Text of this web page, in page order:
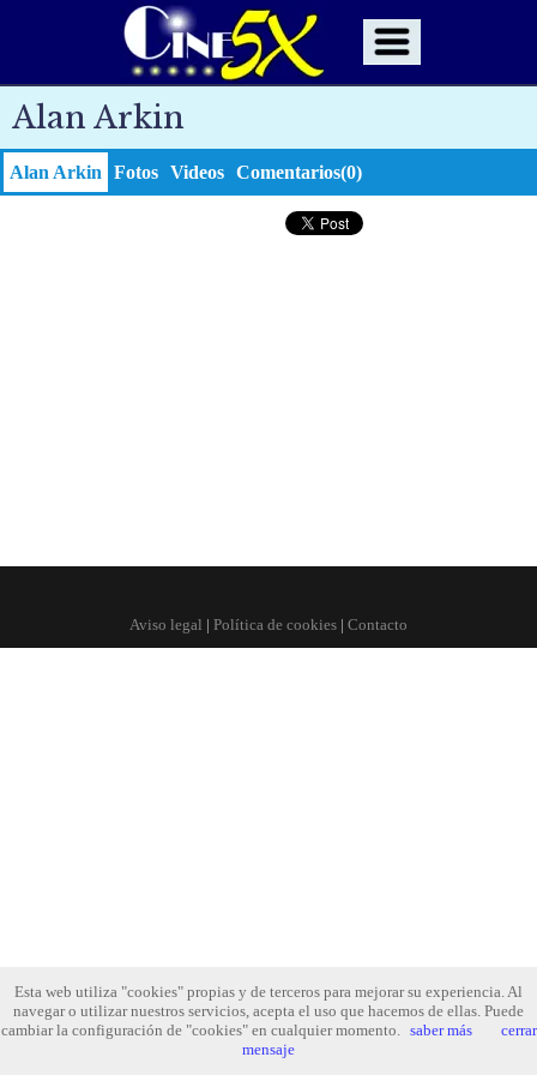
Alan Arkin
Alan Arkin Fotos Videos Comentarios(0)
Aviso legal | Política de cookies | Contacto
Esta web utiliza "cookies" propias y de terceros para mejorar su experiencia. Al
navegar o utilizar nuestros servicios, acepta el uso que hacemos de ellas. Puede
cambiar la configuración de "cookies" en cualquier momento. saber más
cerrar
mensaje